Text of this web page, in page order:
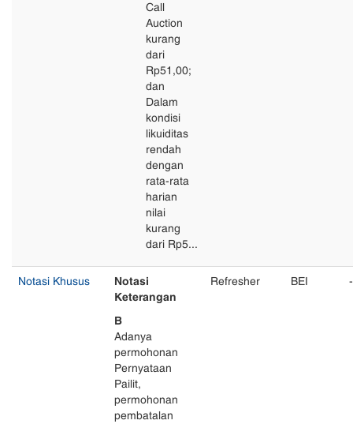
Call
Auction
kurang
dari
Rp51,00;
dan
Dalam
kondisi
likuiditas
rendah
dengan
rata-rata
harian
nilai
kurang
dari Rp5...
Notasi Khusus
Notasi
Keterangan
B
Adanya
permohonan
Pernyataan
Pailit,
permohonan
pembatalan
Refresher BEI -